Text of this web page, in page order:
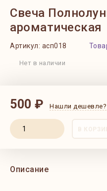
Свеча
ароматическая
Артикул: асп018
Нет в наличии
500 ₽ Нашли дешевле?
В
Описание